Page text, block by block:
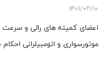
1401/02/10
اعضای کمیته های رالی و سرعت
موتورسواری و اتومبیلرانی